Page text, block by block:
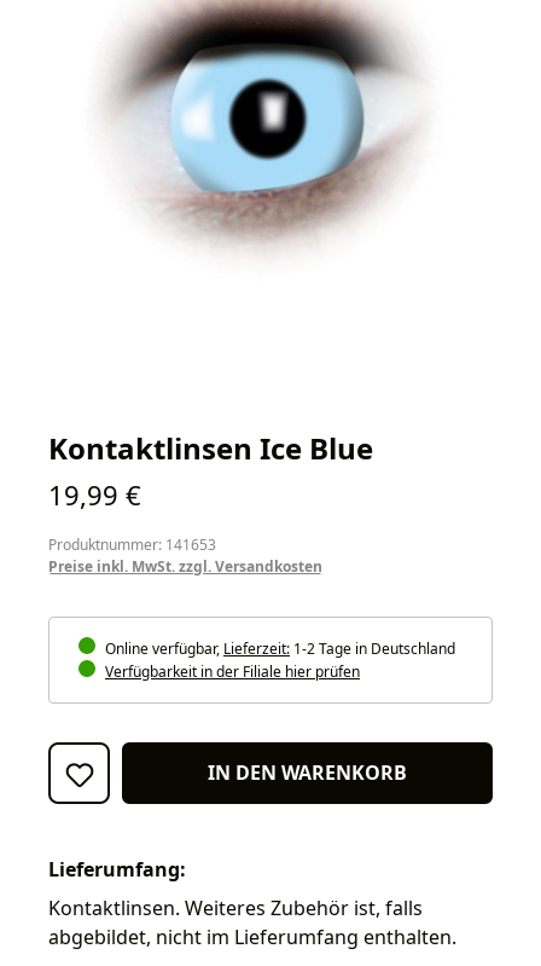
Kontaktlinsen Ice Blue
Regulärer Preis:
19,99 €
Produktnummer: 141653
Preise inkl. MwSt. zzgl. Versandkosten
Online verfügbar, Lieferzeit: 1-2 Tage in Deutschland
Verfügbarkeit in der Filiale hier prüfen
IN DEN WARENKORB
Lieferumfang:
Kontaktlinsen. Weiteres Zubehör ist, falls
abgebildet, nicht im Lieferumfang enthalten.